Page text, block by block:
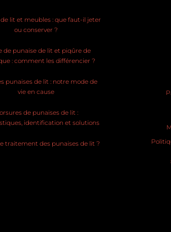
lit et meubles : que faut-il jeter
ou conserver ?
de punaise de lit et piqûre de
: comment les différencier ?
punaises de lit : notre mode de
vie en cause
de punaises de lit :
identification et solutions
traitement des punaises de lit ?